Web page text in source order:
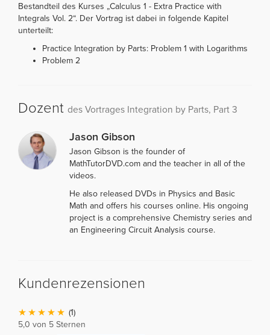
Bestandteil des Kurses „Calculus 1 - Extra Practice with
Integrals Vol. 2“. Der Vortrag ist dabei in folgende Kapitel
unterteilt:
Practice Integration by Parts: Problem 1 with Logarithms
Problem 2
Dozent des Vortrages Integration by Parts, Part 3
Jason Gibson
Jason Gibson is the founder of
MathTutorDVD.com and the teacher in all of the
videos.
He also released DVDs in Physics and Basic
Math and offers his courses online. His ongoing
project is a comprehensive Chemistry series and
an Engineering Circuit Analysis course.
Kundenrezensionen
(1)
5,0 von 5 Sternen